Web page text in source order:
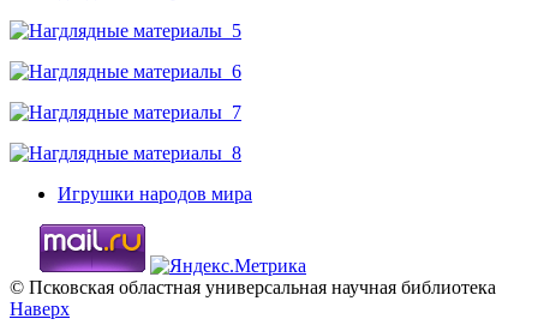
Игрушки народов мира
© Псковская областная универсальная научная библиотека
Наверх